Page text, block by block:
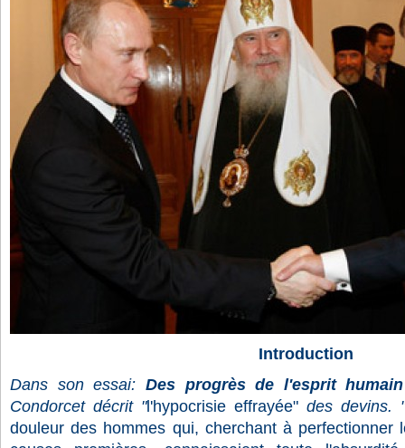
Introduction
Dans son essai: Des progrès de l'esprit
Condorcet décrit "l'hypocrisie effrayée" des devins. "
douleur des hommes qui, cherchant à perfectionner